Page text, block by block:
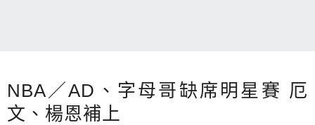
NBA／AD、字母哥缺席明星賽 厄
文、楊恩補上